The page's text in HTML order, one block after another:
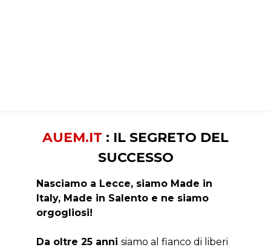
AUEM.IT : IL SEGRETO DEL
SUCCESSO
Nasciamo a Lecce, siamo Made in
Italy, Made in Salento e ne siamo
orgogliosi!
Da oltre 25 anni siamo al fianco di liberi